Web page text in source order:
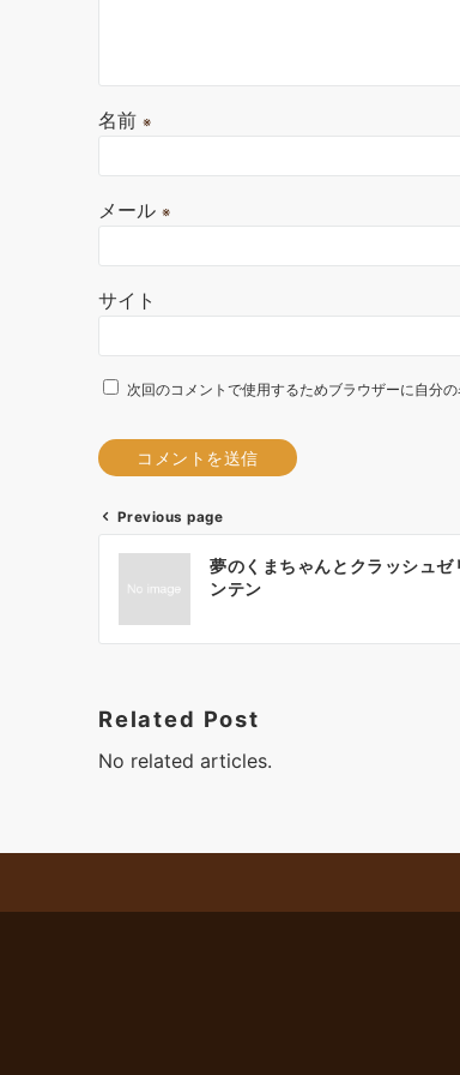
名前 ※
メール ※
サイト
次回のコメントで使用するためブラウザーに自分
A
r
a
i
:
投
ナ
ゲ
ー
Previous page
夢のくまちゃんとクラッシュゼ
ンテン
Related Post
No related articles.